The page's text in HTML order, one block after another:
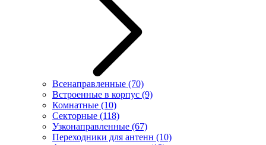
Всенаправленные (70)
Встроенные в корпус (9)
Комнатные (10)
Секторные (118)
Узконаправленные (67)
Переходники для антенн (10)